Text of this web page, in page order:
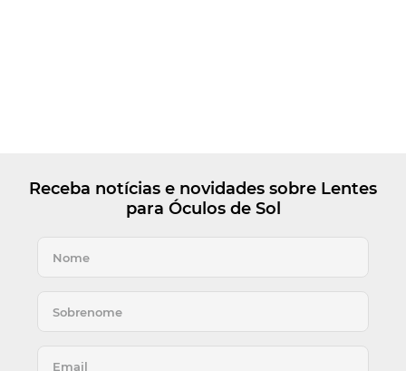
Receba notícias e novidades sobre Lentes
para Óculos de Sol